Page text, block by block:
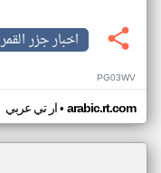
اخبار جزر القمر
PG03WV
ار تي عربي• arabic.rt.com